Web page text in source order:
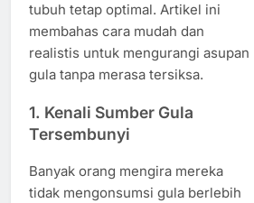
tubuh tetap optimal. Artikel ini
membahas cara mudah dan
realistis untuk mengurangi asupan
gula tanpa merasa tersiksa.
1. Kenali Sumber Gula
Tersembunyi
Banyak orang mengira mereka
tidak mengonsumsi gula berlebih